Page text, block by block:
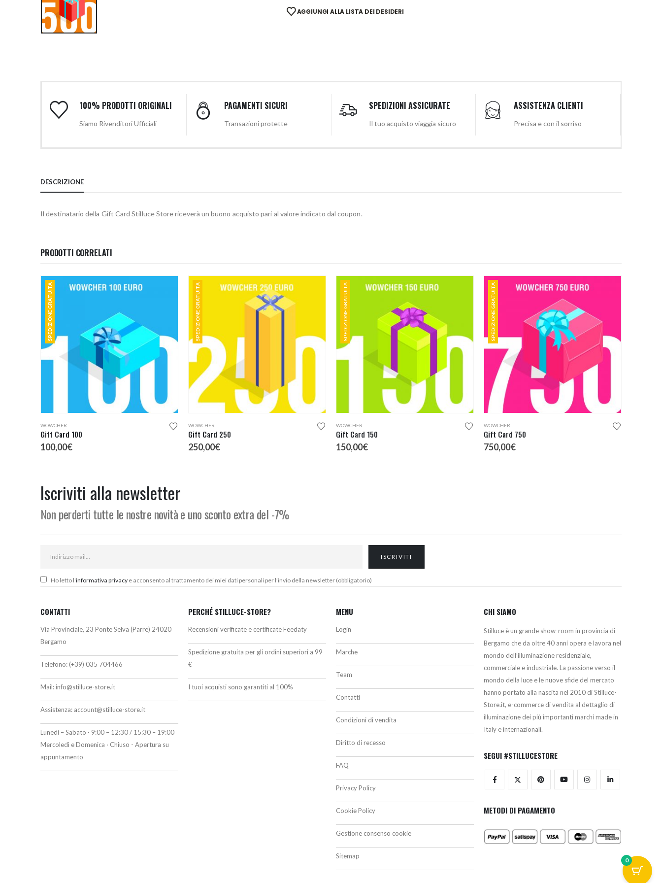
AGGIUNGI ALLA LISTA DEI DESIDERI
100% PRODOTTI ORIGINALI
Siamo Rivenditori Ufficiali
PAGAMENTI SICURI
Transazioni protette
SPEDIZIONI ASSICURATE
Il tuo acquisto viaggia sicuro
ASSISTENZA CLIENTI
Precisa e con il sorriso
DESCRIZIONE
Il destinatario della Gift Card Stilluce Store riceverà un buono acquisto pari al valore indicato dal coupon.
PRODOTTI CORRELATI
SPEDIZIONE GRATUITA
WOWCHER
Gift Card 100
100,00€
SPEDIZIONE GRATUITA
WOWCHER
Gift Card 250
250,00€
SPEDIZIONE GRATUITA
WOWCHER
Gift Card 150
150,00€
SPEDIZIONE GRATUITA
WOWCHER
Gift Card 750
750,00€
Iscriviti alla newsletter
Non perderti tutte le nostre novità e uno sconto extra del -7%
Ho letto l'informativa privacy e acconsento al trattamento dei miei dati personali per l’invio della newsletter (obbligatorio)
CONTATTI
Via Provinciale, 23 Ponte Selva (Parre) 24020
Bergamo
Telefono: (+39) 035 704466
Mail:info@stilluce-store.it
Assistenza: account@stilluce-store.it
Lunedì – Sabato · 9:00 – 12:30 / 15:30 – 19:00
Mercoledì e Domenica · Chiuso - Apertura su
appuntamento
PERCHÉ STILLUCE-STORE?
Recensioni verificate e certificate Feedaty
Spedizione gratuita per gli ordini superiori a 99
€
I tuoi acquisti sono garantiti al 100%
MENU
Login
Marche
Team
Contatti
Condizioni di vendita
Diritto di recesso
FAQ
Privacy Policy
Cookie Policy
Gestione consenso cookie
Sitemap
CHI SIAMO
Stilluce è un grande show-room in provincia di
Bergamo che da oltre 40 anni opera e lavora nel
mondo dell’illuminazione residenziale,
commerciale e industriale. La passione verso il
mondo della luce e le nuove sfide del mercato
hanno portato alla nascita nel 2010 di Stilluce-
Store.it, e-commerce di vendita al dettaglio di
illuminazione dei più importanti marchi made in
Italy e internazionali.
SEGUI #STILLUCESTORE
METODI DI PAGAMENTO
0